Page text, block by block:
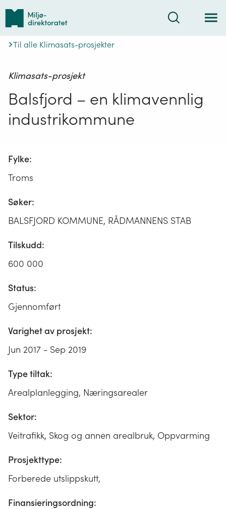
Tilbake
forsiden
Søk
Til alle Klimasats-prosjekter
Klimasats-prosjekt
Balsfjord – en klimavennlig
industrikommune
Fylke:
Troms
Søker:
BALSFJORD KOMMUNE, RÅDMANNENS STAB
Tilskudd:
600 000
Status:
Gjennomført
Varighet av prosjekt:
Jun 2017 - Sep 2019
Type tiltak:
Arealplanlegging, Næringsarealer
Sektor:
Veitrafikk, Skog og annen arealbruk, Oppvarming
Prosjekttype:
Forberede utslippskutt,
Finansieringsordning: